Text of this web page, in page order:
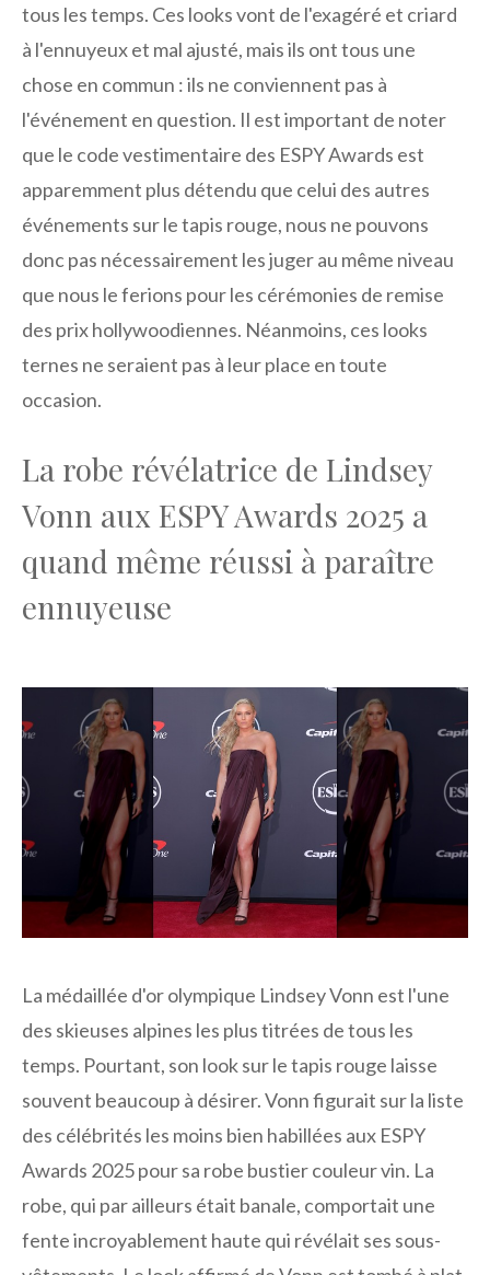
tous les temps. Ces looks vont de l'exagéré et criard
à l'ennuyeux et mal ajusté, mais ils ont tous une
chose en commun : ils ne conviennent pas à
l'événement en question. Il est important de noter
que le code vestimentaire des ESPY Awards est
apparemment plus détendu que celui des autres
événements sur le tapis rouge, nous ne pouvons
donc pas nécessairement les juger au même niveau
que nous le ferions pour les cérémonies de remise
des prix hollywoodiennes. Néanmoins, ces looks
ternes ne seraient pas à leur place en toute
occasion.
La robe révélatrice de Lindsey
Vonn aux ESPY Awards 2025 a
quand même réussi à paraître
ennuyeuse
La médaillée d'or olympique Lindsey Vonn est l'une
des skieuses alpines les plus titrées de tous les
temps. Pourtant, son look sur le tapis rouge laisse
souvent beaucoup à désirer. Vonn figurait sur la liste
des célébrités les moins bien habillées aux ESPY
Awards 2025 pour sa robe bustier couleur vin. La
robe, qui par ailleurs était banale, comportait une
fente incroyablement haute qui révélait ses sous-